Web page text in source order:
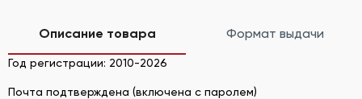
Описание товара Формат выдачи
Год регистрации: 2010-2026
Почта подтверждена (включена с паролем)